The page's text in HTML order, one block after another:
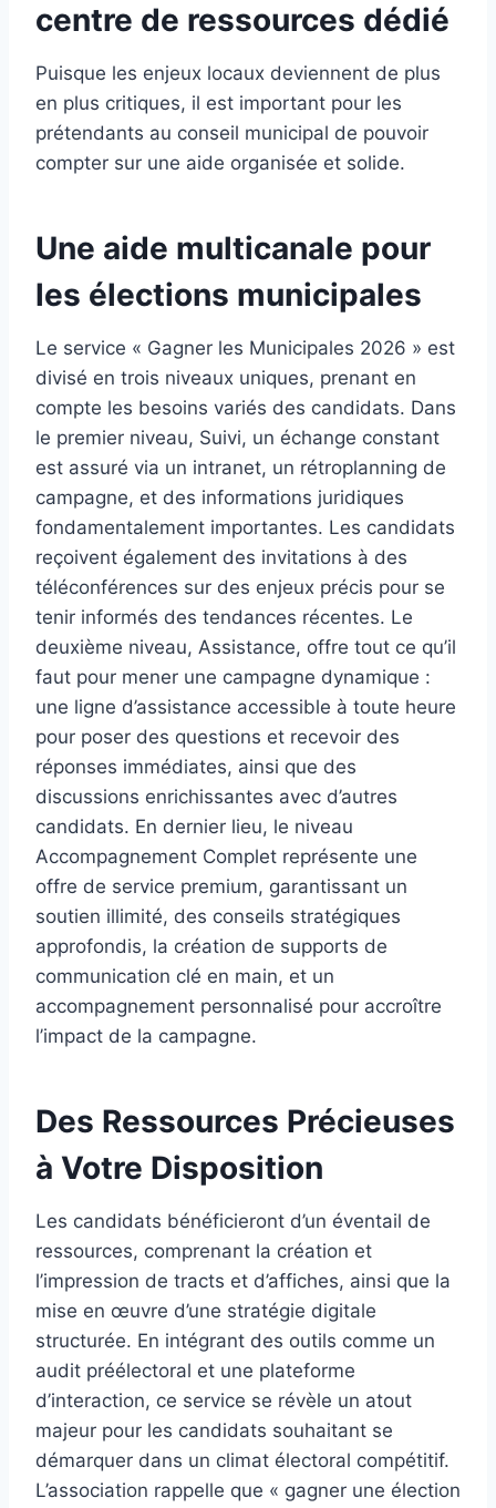
centre de ressources dédié
Puisque les enjeux locaux deviennent de plus
en plus critiques, il est important pour les
prétendants au conseil municipal de pouvoir
compter sur une aide organisée et solide.
Une aide multicanale pour
les élections municipales
Le service « Gagner les Municipales 2026 » est
divisé en trois niveaux uniques, prenant en
compte les besoins variés des candidats. Dans
le premier niveau, Suivi, un échange constant
est assuré via un intranet, un rétroplanning de
campagne, et des informations juridiques
fondamentalement importantes. Les candidats
reçoivent également des invitations à des
téléconférences sur des enjeux précis pour se
tenir informés des tendances récentes. Le
deuxième niveau, Assistance, offre tout ce qu’il
faut pour mener une campagne dynamique :
une ligne d’assistance accessible à toute heure
pour poser des questions et recevoir des
réponses immédiates, ainsi que des
discussions enrichissantes avec d’autres
candidats. En dernier lieu, le niveau
Accompagnement Complet représente une
offre de service premium, garantissant un
soutien illimité, des conseils stratégiques
approfondis, la création de supports de
communication clé en main, et un
accompagnement personnalisé pour accroître
l’impact de la campagne.
Des Ressources Précieuses
à Votre Disposition
Les candidats bénéficieront d’un éventail de
ressources, comprenant la création et
l’impression de tracts et d’affiches, ainsi que la
mise en œuvre d’une stratégie digitale
structurée. En intégrant des outils comme un
audit préélectoral et une plateforme
d’interaction, ce service se révèle un atout
majeur pour les candidats souhaitant se
démarquer dans un climat électoral compétitif.
L’association rappelle que « gagner une élection